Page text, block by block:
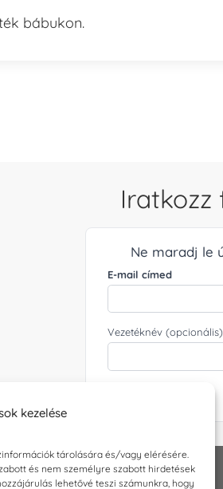
kezelése
tárolására és/vagy elérésére.
és nem személyre szabott hirdetések
lehetővé teszi számunkra, hogy
bábukon.
Iratkozz
Ne maradj le
E-mail címed
Vezetéknév (opcionális)
KAPCSOLAT